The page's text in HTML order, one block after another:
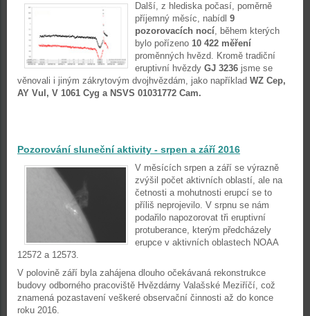
Další, z hlediska počasí, poměrně
příjemný měsíc, nabídl 9
pozorovacích nocí, během kterých
bylo pořízeno 10 422 měření
proměnných hvězd. Kromě tradiční
eruptivní hvězdy GJ 3236 jsme se
věnovali i jiným zákrytovým dvojhvězdám, jako například WZ Cep,
AY Vul, V 1061 Cyg a NSVS 01031772 Cam.
Pozorování sluneční aktivity - srpen a září 2016
V měsících srpen a září se výrazně
zvýšil počet aktivních oblastí, ale na
četnosti a mohutnosti erupcí se to
příliš neprojevilo. V srpnu se nám
podařilo napozorovat tři eruptivní
protuberance, kterým předcházely
erupce v aktivních oblastech NOAA
12572 a 12573.
V polovině září byla zahájena dlouho očekávaná rekonstrukce
budovy odborného pracoviště Hvězdárny Valašské Meziříčí, což
znamená pozastavení veškeré observační činnosti až do konce
roku 2016.